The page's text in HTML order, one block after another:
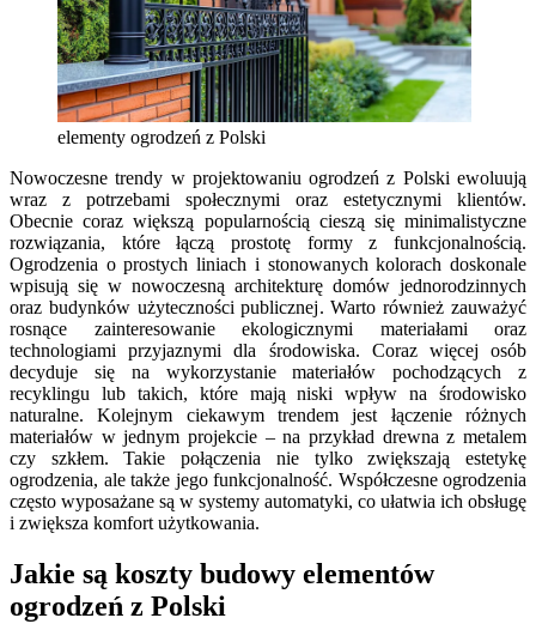
elementy ogrodzeń z Polski
Nowoczesne trendy w projektowaniu ogrodzeń z Polski ewoluują
wraz z potrzebami społecznymi oraz estetycznymi klientów.
Obecnie coraz większą popularnością cieszą się minimalistyczne
rozwiązania, które łączą prostotę formy z funkcjonalnością.
Ogrodzenia o prostych liniach i stonowanych kolorach doskonale
wpisują się w nowoczesną architekturę domów jednorodzinnych
oraz budynków użyteczności publicznej. Warto również zauważyć
rosnące zainteresowanie ekologicznymi materiałami oraz
technologiami przyjaznymi dla środowiska. Coraz więcej osób
decyduje się na wykorzystanie materiałów pochodzących z
recyklingu lub takich, które mają niski wpływ na środowisko
naturalne. Kolejnym ciekawym trendem jest łączenie różnych
materiałów w jednym projekcie – na przykład drewna z metalem
czy szkłem. Takie połączenia nie tylko zwiększają estetykę
ogrodzenia, ale także jego funkcjonalność. Współczesne ogrodzenia
często wyposażane są w systemy automatyki, co ułatwia ich obsługę
i zwiększa komfort użytkowania.
Jakie są koszty budowy elementów
ogrodzeń z Polski